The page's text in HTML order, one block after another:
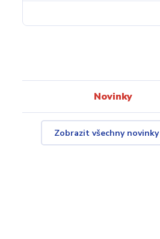
Novinky
Zobrazit všechny novinky